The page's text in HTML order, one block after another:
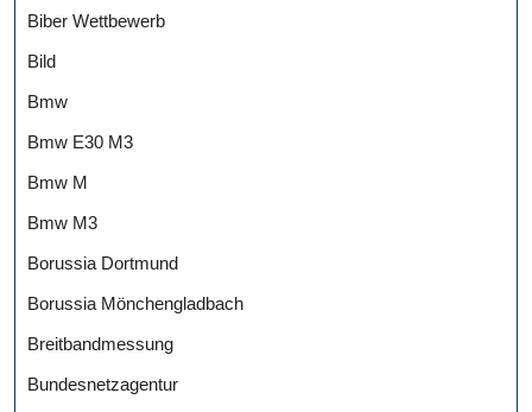
Biber Wettbewerb
Bild
Bmw
Bmw E30 M3
Bmw M
Bmw M3
Borussia Dortmund
Borussia Mönchengladbach
Breitbandmessung
Bundesnetzagentur